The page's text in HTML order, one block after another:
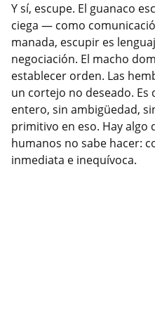
Y sí, escupe. El guanaco
ciega — como
manada, escupir es
negociación. El macho
establecer orden. Las
un cortejo no deseado. Es
entero, sin ambigüedad,
primitivo en eso. Hay algo
humanos no sabe hacer:
inmediata e inequívoca.